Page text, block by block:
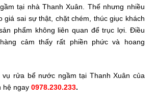
tại nhà Thanh Xuân. Thế nhưng nhiều
giá sai sự thật, chặt chém, thúc giục khách
phẩm không liên quan để trục lợi. Điều
cảm thấy rất phiền phức và hoang
vụ rửa bể nước ngầm tại Thanh Xuân của
hệ ngay0978.230.233.